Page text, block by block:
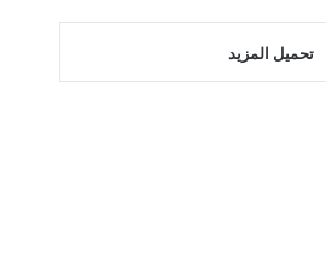
تحميل المزيد